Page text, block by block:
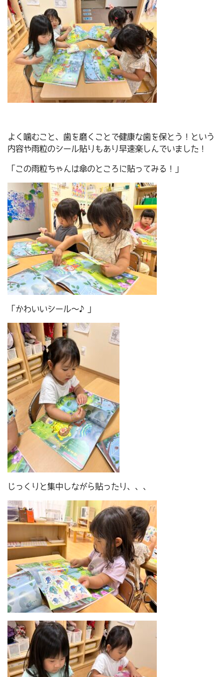
よく噛むこと、歯を磨くことで健康な歯を保とう！という
内容や雨粒のシール貼りもあり早速楽しんでいました！
「この雨粒ちゃんは傘のところに貼ってみる！」
「かわいいシール～♪」
じっくりと集中しながら貼ったり、、、